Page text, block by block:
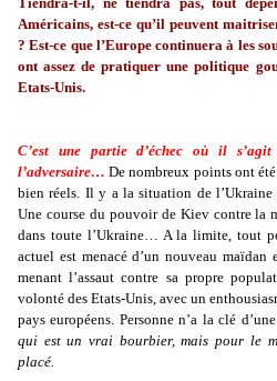
Américains, est-ce qu’il peuvent
? Est-ce que l’Europe continuera à les
ont assez de pratiquer une politique
Etats-Unis.
C’est une partie d’échec où il
l’adversaire… De nombreux points ont
bien réels. Il y a la situation de
Une course du pouvoir de Kiev contre la
dans toute l’Ukraine… A la limite, tout
actuel est menacé d’un nouveau maïdan
menant l’assaut contre sa propre
volonté des Etats-Unis, avec un
pays européens. Personne n’a la clé
qui est un vrai bourbier, mais pour le
placé.